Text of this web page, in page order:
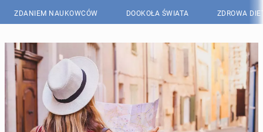
ZDANIEM NAUKOWCÓW DOOKOŁA ŚWIATA ZDROWA